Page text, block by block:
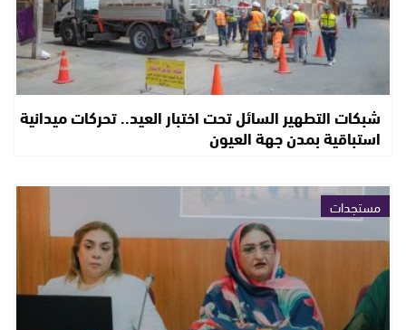
شبكات التطهير السائل تحت اختبار العيد.. تحركات ميدانية
استباقية بمدن جهة العيون
مستجدات